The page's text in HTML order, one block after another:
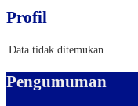
Profil
Data tidak ditemukan
Pengumuman